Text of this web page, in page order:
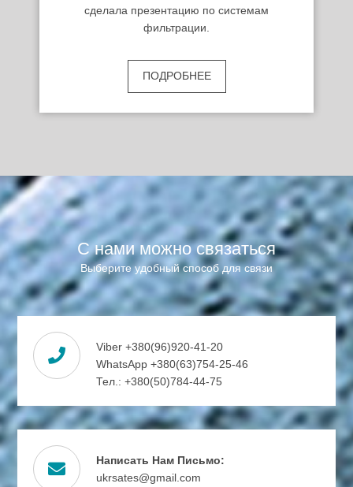
сделала презентацию по системам
фильтрации.
ПОДРОБНЕЕ
С нами можно связаться
Выберите удобный способ для связи
Viber +380(96)920-41-20
WhatsApp +380(63)754-25-46
Тел.: +380(50)784-44-75
Написать Нам Письмо:
ukrsates@gmail.com